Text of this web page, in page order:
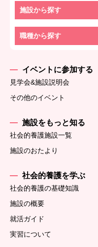
施設から探す
職種から探す
イベントに参加する
見学会&施設説明会
その他のイベント
施設をもっと知る
社会的養護施設一覧
施設のおたより
社会的養護を学ぶ
社会的養護の基礎知識
施設の概要
就活ガイド
実習について